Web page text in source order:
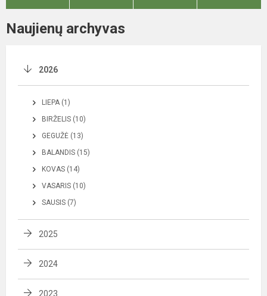
Naujienų archyvas
2026
LIEPA (1)
BIRŽELIS (10)
GEGUŽĖ (13)
BALANDIS (15)
KOVAS (14)
VASARIS (10)
SAUSIS (7)
2025
2024
2023